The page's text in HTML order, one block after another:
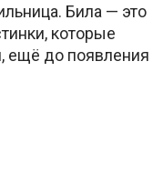
Била — это
которые
ещё до появления